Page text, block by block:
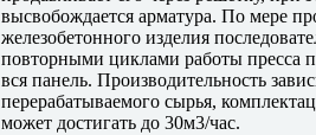
высвобождается арматура. По мере
железобетонного изделия
повторными циклами работы пресса
вся панель. Производительность
перерабатываемого сырья,
может достигать до 30м3/час.